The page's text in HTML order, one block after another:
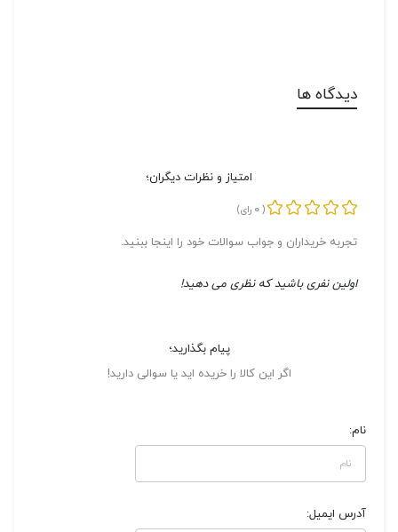
دیدگاه ها
امتیاز و نظرات دیگران؛
(
0 رای)
تجربه خریداران و جواب سوالات خود را اینجا ببنید.
اولین نفری باشید که نظری می دهید!
پیام بگذارید؛
اگر این کالا را خریده اید یا سوالی دارید!
نام:
آدرس ایمیل: